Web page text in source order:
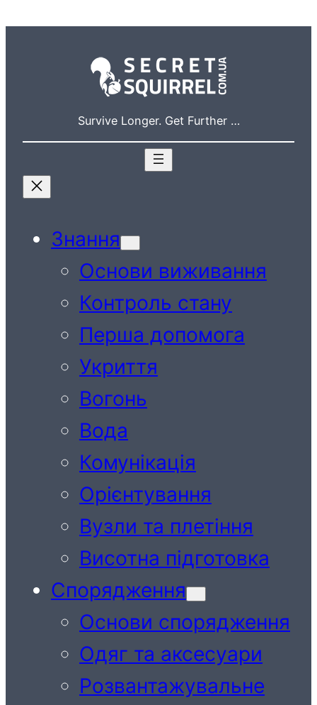
Survive Longer. Get Further …
Знання
Основи виживання
Контроль стану
Перша допомога
Укриття
Вогонь
Вода
Комунікація
Орієнтування
Вузли та плетіння
Висотна підготовка
Спорядження
Основи спорядження
Одяг та аксесуари
Розвантажувальне